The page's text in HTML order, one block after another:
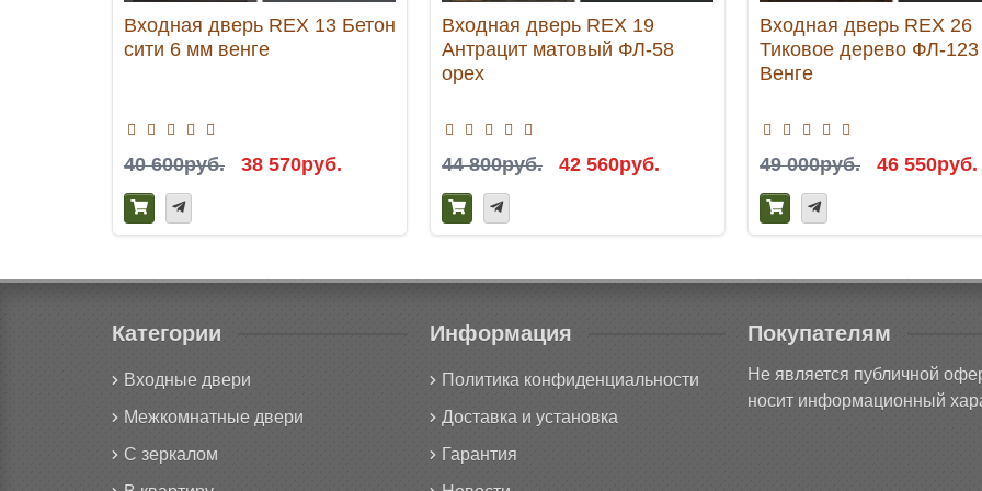
Входная дверь REX 13 Бетон
сити 6 мм венге
40 600руб. 38 570руб.
Входная дверь REX 19
Антрацит матовый ФЛ-58
орех
44 800руб. 42 560руб.
Входная дверь REX 26
Тиковое дерево ФЛ-123
Венге
49 000руб. 46 550руб.
Категории
Входные двери
Межкомнатные двери
С зеркалом
Информация
Политика конфиденциальности
Доставка и установка
Гарантия
Покупателям
Не является публичной
носит информационный